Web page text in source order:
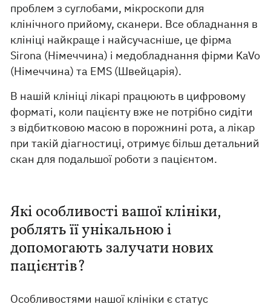
проблем з суглобами, мікроскопи для
клінічного прийому, сканери. Все обладнання в
клініці найкраще і найсучасніше, це фірма
Sirona (Німеччина) і медобладнання фірми KaVo
(Німеччина) та EMS (Швейцарiя).
В нашій клініці лікарі працюють в цифровому
форматі, коли пацієнту вже не потрібно сидіти
з відбитковою масою в порожнині рота, а лікар
при такій діагностиці, отримує більш детальний
скан для подальшої роботи з пацієнтом.
Які особливості вашої клініки,
роблять її унікальною і
допомогають залучати нових
пацієнтів?
Особливостями нашої клініки є статус